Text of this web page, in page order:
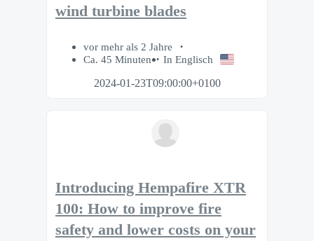
wind turbine blades
vor mehr als 2 Jahre
Ca. 45 Minuten
In Englisch
2024-01-23T09:00:00+0100
Introducing Hempafire XTR
100: How to improve fire
safety and lower costs on your